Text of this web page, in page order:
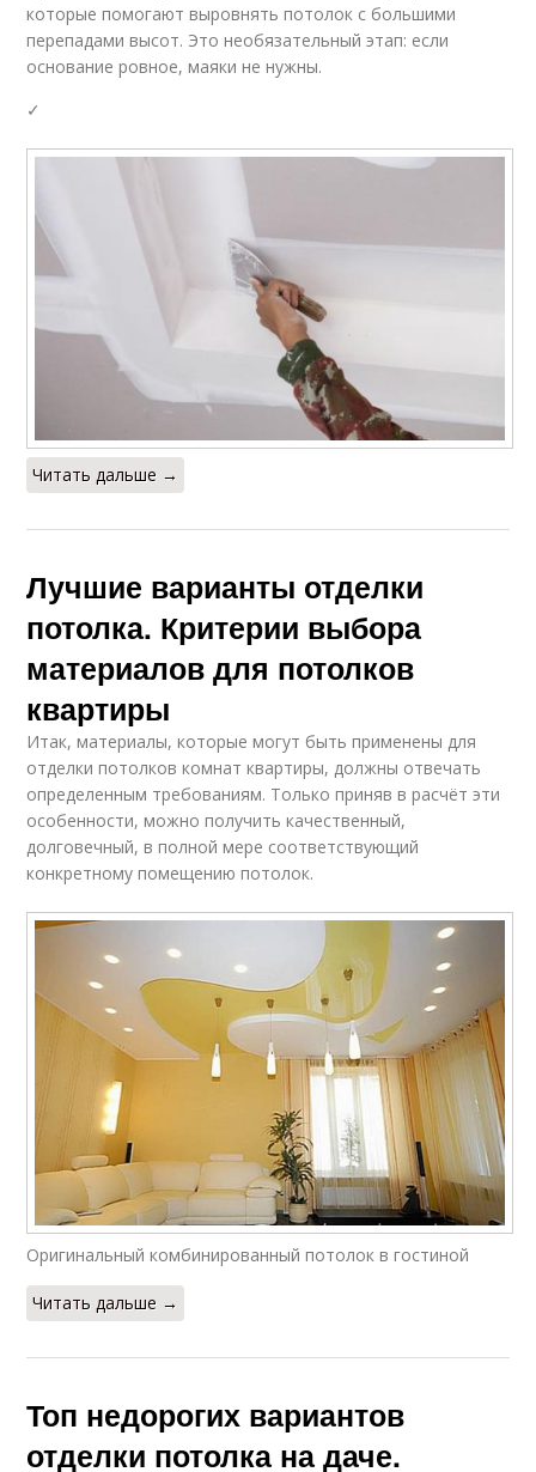
которые помогают выровнять потолок с большими
перепадами высот. Это необязательный этап: если
основание ровное, маяки не нужны.
✓
Читать дальше →
Лучшие варианты отделки
потолка. Критерии выбора
материалов для потолков
квартиры
Итак, материалы, которые могут быть применены для
отделки потолков комнат квартиры, должны отвечать
определенным требованиям. Только приняв в расчёт эти
особенности, можно получить качественный,
долговечный, в полной мере соответствующий
конкретному помещению потолок.
Оригинальный комбинированный потолок в гостиной
Читать дальше →
Топ недорогих вариантов
отделки потолка на даче.